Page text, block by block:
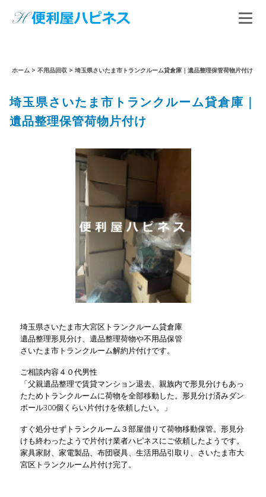
ホーム > 不用品回収 > 埼玉県さいたま市トランクルーム貸倉庫｜遺品整理保管荷物片付け
埼玉県さいたま市トランクルーム貸倉庫｜
遺品整理保管荷物片付け
埼玉県さいたま市大宮区トランクルーム貸倉庫
遺品整理形見分け、遺品整理荷物や不用品保管
さいたま市トランクルーム解約片付けです。
ご相談内容４０代男性
「父親遺品整理で賃貸マンション退去、親族内で形見分けもあっ
たためトランクルームに荷物を全部移動した。形見分け済みダン
ボール300個くらい片付けを依頼したい。」
すぐ処分せずトランクルーム３部屋借りて荷物移動保管。形見分
けも終わったようで片付け業者ハピネスにご依頼したようです。
家具家財、家電製品、布団寝具、生活用品引取り、さいたま市大
宮区トランクルーム片付け完了。